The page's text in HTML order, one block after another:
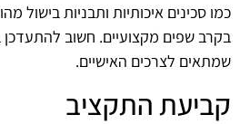
כמו סכינים איכותיות ותבניות בישול
בקרב שפים מקצועיים. חשוב להתעדכן
שמתאים לצרכים האישיים.
קביעת התקציב